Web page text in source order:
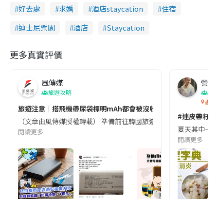
好去處 求婚 酒店staycation
住宿
迪士尼樂園
酒店 Staycation
更多真實評價
風傳媒
旅遊攻略
旅遊注意｜搭飛機帶尿袋標明mAh都會被沒收😱出發前切記檢查
（文章由風傳媒授權轉載） 準備前往韓國旅遊的民眾，近期要
閱讀更多
營養
香港
#連皮帶籽
夏天其中一
閱讀更多